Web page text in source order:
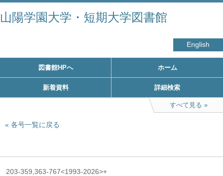
山陽学園大学・短期大学図書館
English
図書館HPへ ホーム
新着資料 詳細検索
すべて見る
各号一覧に戻る
203-359,363-767<1993-2026>+